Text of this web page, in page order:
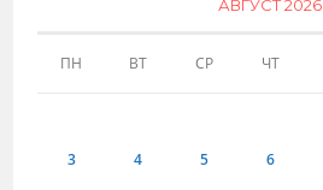
АВГУСТ 2026
ПН ВТ СР ЧТ
3 4 5 6